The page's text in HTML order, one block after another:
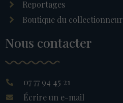
Reportages
Boutique du collectionneur
Nous contacter
07 77 94 45 21
Écrire un e-mail